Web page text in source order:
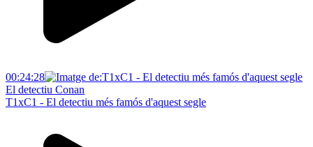
00:24:28
El detectiu Conan
T1xC1 - El detectiu més famós d'aquest segle